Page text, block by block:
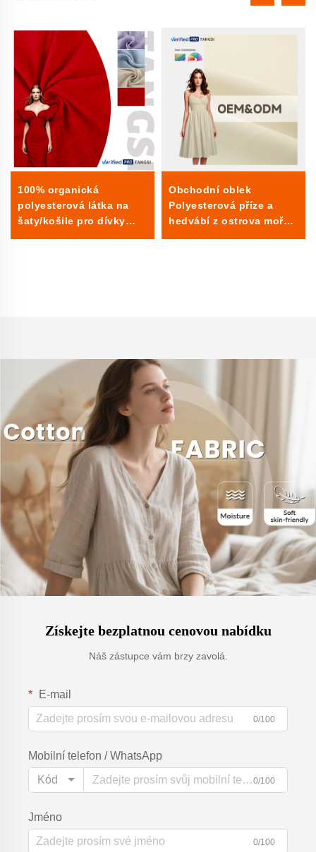
100% organická
polyesterová látka na
šaty/košile pro dívky
Obchodní oblek
Polyesterová příze a
hedvábí z ostrova moře
Získejte bezplatnou cenovou nabídku
Náš zástupce vám brzy zavolá.
E-mail
0/100
Mobilní telefon / WhatsApp
Kód
0/100
Jméno
0/100